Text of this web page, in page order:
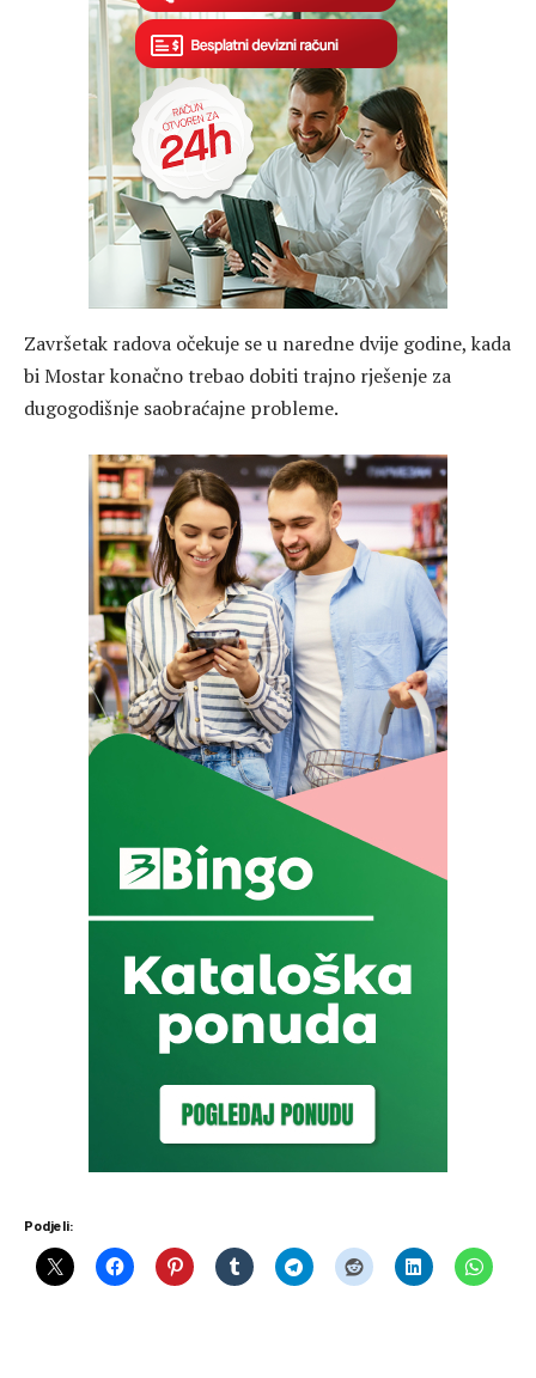
Završetak radova očekuje se u naredne dvije godine, kada
bi Mostar konačno trebao dobiti trajno rješenje za
dugogodišnje saobraćajne probleme.
Podjeli: